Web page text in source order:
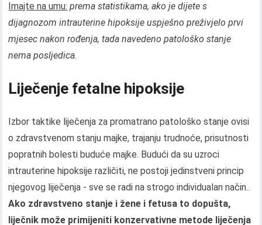
Imajte na umu: prema statistikama, ako je dijete s
dijagnozom intrauterine hipoksije uspješno preživjelo prvi
mjesec nakon rođenja, tada navedeno patološko stanje
nema posljedica.
Liječenje fetalne hipoksije
Izbor taktike liječenja za promatrano patološko stanje ovisi
o zdravstvenom stanju majke, trajanju trudnoće, prisutnosti
popratnih bolesti buduće majke. Budući da su uzroci
intrauterine hipoksije različiti, ne postoji jedinstveni princip
njegovog liječenja - sve se radi na strogo individualan način..
Ako zdravstveno stanje i žene i fetusa to dopušta,
liječnik može primijeniti konzervativne metode liječenja